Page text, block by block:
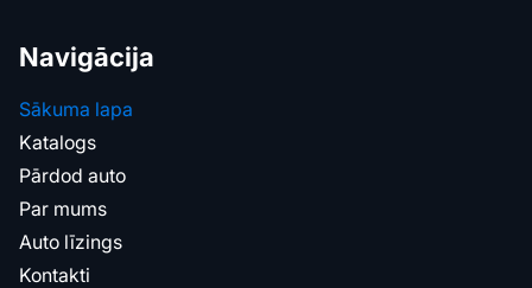
Navigācija
Sākuma lapa
Katalogs
Pārdod auto
Par mums
Auto līzings
Kontakti